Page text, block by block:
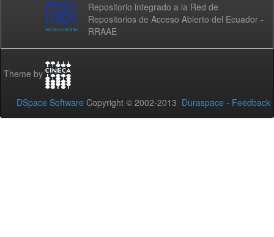
Repositorio integrado a la Red de
Repositorios de Acceso Abierto del Ecuador -
RRAAE
Theme by
DSpace Software Copyright © 2002-2013 Duraspace - Feedback